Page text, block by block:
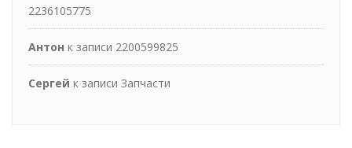
2236105775
Антон к записи 2200599825
Сергей к записи Запчасти